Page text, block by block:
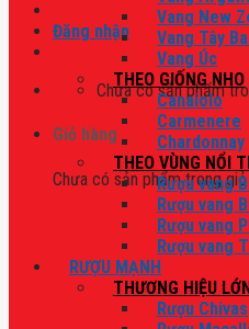
Đăng nhập
Chưa có sản phẩm
Giỏ hàng
Chưa có sản phẩm trong giỏ
Vang New
Vang Tây
Vang Úc
THEO GIỐNG NHO
Canaiolo
Carmenere
Chardonnay
THEO VÙNG NỔI
Rượu vang
Rượu vang
Rượu vang
Rượu vang
RƯỢU MẠNH
THƯƠNG HIỆU
Rượu Chivas